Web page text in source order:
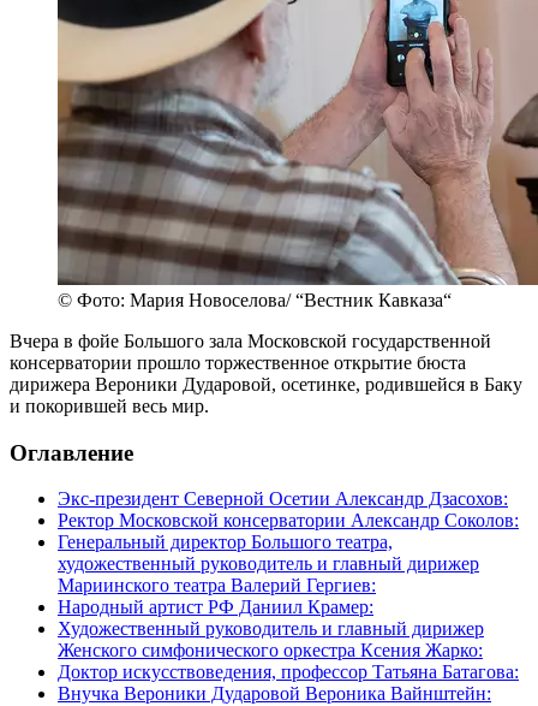
© Фото: Мария Новоселова/ “Вестник Кавказа“
Вчера в фойе Большого зала Московской государственной
консерватории прошло торжественное открытие бюста
дирижера Вероники Дударовой, осетинке, родившейся в Баку
и покорившей весь мир.
Оглавление
Экс-президент Северной Осетии Александр Дзасохов:
Ректор Московской консерватории Александр Соколов:
Генеральный директор Большого театра,
художественный руководитель и главный дирижер
Мариинского театра Валерий Гергиев:
Народный артист РФ Даниил Крамер:
Художественный руководитель и главный дирижер
Женского симфонического оркестра Ксения Жарко:
Доктор искусствоведения, профессор Татьяна Батагова:
Внучка Вероники Дударовой Вероника Вайнштейн: